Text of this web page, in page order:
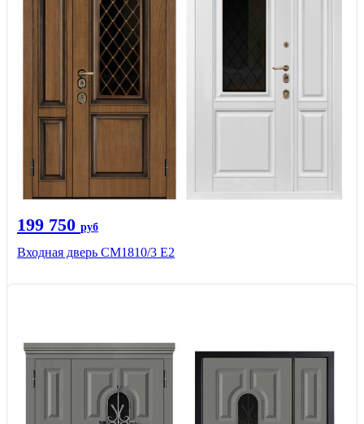
199 750 руб
Входная дверь СМ1810/3 Е2